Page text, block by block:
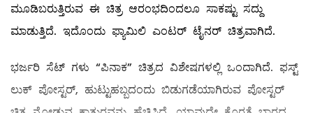
ಮೂಡಿಬರುತ್ತಿರುವ ಈ ಚಿತ್ರ ಆರಂಭದಿಂದಲೂ ಸಾಕಷ್ಟು ಸದ್ದು
ಮಾಡುತ್ತಿದೆ. ಇದೊಂದು ಫ್ಯಾಮಿಲಿ ಎಂಟರ್ ಟೈನರ್ ಚಿತ್ರವಾಗಿದೆ.
ಭರ್ಜರಿ ಸೆಟ್ ಗಳು “ಪಿನಾಕ” ಚಿತ್ರದ ವಿಶೇಷಗಳಲ್ಲಿ ಒಂದಾಗಿದೆ. ಫಸ್ಟ್
ಲುಕ್ ಪೋಸ್ಟರ್, ಹುಟ್ಟುಹಬ್ಬದಂದು ಬಿಡುಗಡೆಯಾಗಿರುವ ಪೋಸ್ಟರ್